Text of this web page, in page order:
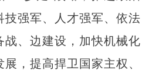
强军、人才强军、依法
、边建设，加快机械化
，提高捍卫国家主权、